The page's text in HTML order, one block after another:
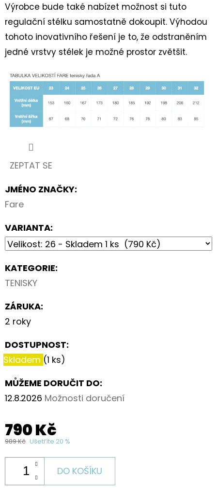
Výrobce bude také nabízet možnost si tuto
regulační stélku samostatně dokoupit. Výhodou
tohoto inovativního řešení je to, že odstraněním
jedné vrstvy stélek je možné prostor zvětšit.
ZEPTAT SE
JMÉNO ZNAČKY:
Fare
VARIANTA:
KATEGORIE:
TENISKY
ZÁRUKA:
2 roky
DOSTUPNOST:
Skladem (1 ks)
MŮŽEME DORUČIT DO:
12.8.2026 Možnosti doručení
790 Kč
989 Kč Ušetříte 20 %
DO KOŠÍKU